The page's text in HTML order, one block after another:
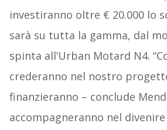
investiranno oltre € 20.000 lo
sarà su tutta la gamma, dal
spinta all’Urban Motard N4.
crederanno nel nostro
finanzieranno – conclude
accompagneranno nel